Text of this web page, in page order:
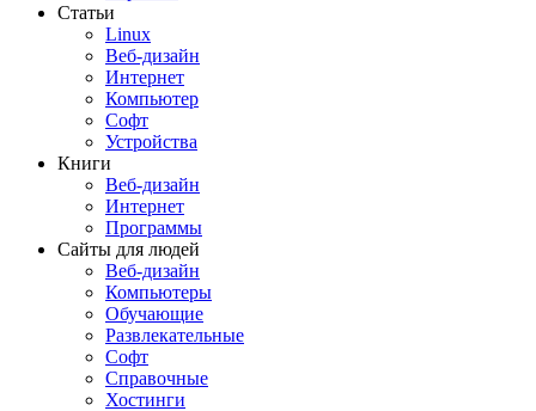
Статьи
Linux
Веб-дизайн
Интернет
Компьютер
Софт
Устройства
Книги
Веб-дизайн
Интернет
Программы
Сайты для людей
Веб-дизайн
Компьютеры
Обучающие
Развлекательные
Софт
Справочные
Хостинги